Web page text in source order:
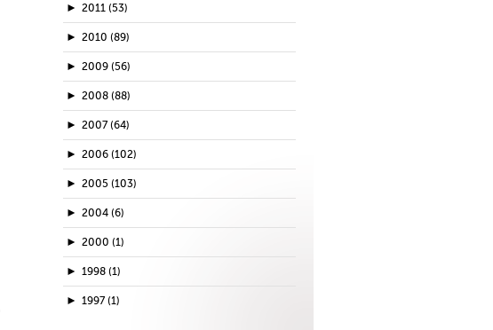
► 2011 (53)
► 2010 (89)
► 2009 (56)
► 2008 (88)
► 2007 (64)
► 2006 (102)
► 2005 (103)
► 2004 (6)
► 2000 (1)
► 1998 (1)
► 1997 (1)